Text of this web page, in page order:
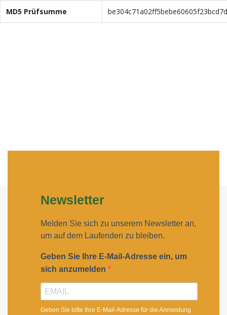
MD5 Prüfsumme
Newsletter
Melden Sie sich zu unserem Newsletter an,
um auf dem Laufenden zu bleiben.
Geben Sie Ihre E-Mail-Adresse ein, um
sich anzumelden
Geben Sie bitte Ihre E-Mail-Adresse für die Anmeldung